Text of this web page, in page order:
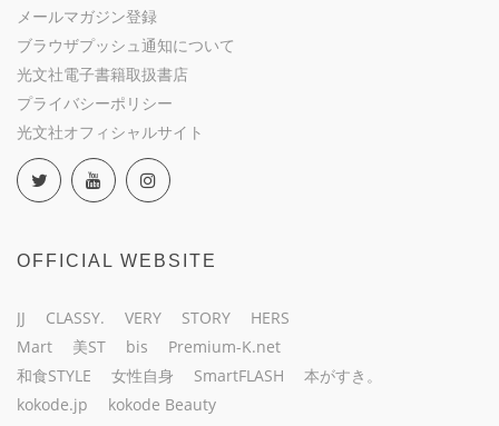
メールマガジン登録
ブラウザプッシュ通知について
光文社電子書籍取扱書店
プライバシーポリシー
光文社オフィシャルサイト
OFFICIAL WEBSITE
JJ CLASSY. VERY STORY
HERS
Mart
美ST bis
Premium-K.net
和食STYLE
女性自身 SmartFLASH
本がすき。
kokode.jp
kokode Beauty